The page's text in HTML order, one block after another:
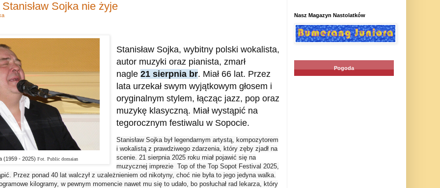
Sojka nie żyje
(1959 - 2025) Fot. Public domaian
Stanisław Sojka, wybitny polski wokalista,
autor muzyki oraz pianista, zmarł
nagle 21 sierpnia br. Miał 66 lat. Przez
lata urzekał swym wyjątkowym głosem i
oryginalnym stylem, łącząc jazz, pop oraz
muzykę klasyczną. Miał wystąpić na
tegorocznym festiwalu w Sopocie.
Stanisław Sojka był legendarnym artystą, kompozytorem
i wokalistą z prawdziwego zdarzenia, który zęby zjadł na
scenie. 21 sierpnia 2025 roku miał pojawić się na
muzycznej imprezie Top of the Top Sopot Festival 2025,
Przez ponad 40 lat walczył z uzależnieniem od nikotyny, choć nie była to jego jedyna walka.
kilogramy, w pewnym momencie nawet mu się to udało, bo posłuchał rad lekarza, który
Nasz Magazyn Nastolatków
Pogoda